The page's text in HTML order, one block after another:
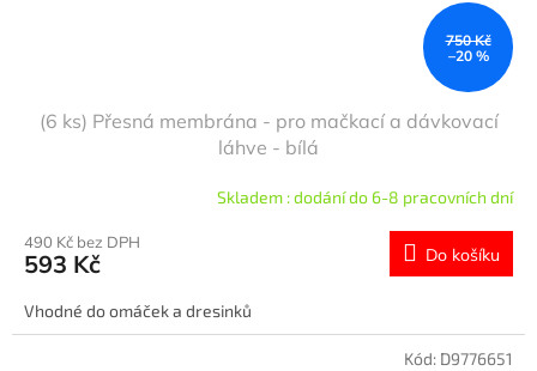
750 Kč
–20 %
(6 ks) Přesná membrána - pro mačkací a dávkovací
láhve - bílá
Skladem : dodání do 6-8 pracovních dní
490 Kč bez DPH
593 Kč Do košíku
Vhodné do omáček a dresinků
Kód: D9776651